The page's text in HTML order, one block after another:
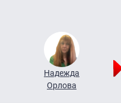
Надежда
Орлова